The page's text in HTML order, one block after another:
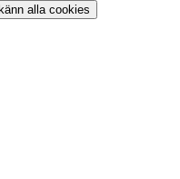
alla cookies